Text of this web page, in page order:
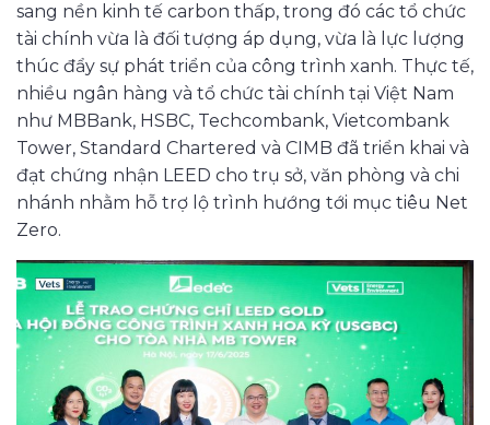
sang nền kinh tế carbon thấp, trong đó các tổ chức
tài chính vừa là đối tượng áp dụng, vừa là lực lượng
thúc đẩy sự phát triển của công trình xanh. Thực tế,
nhiều ngân hàng và tổ chức tài chính tại Việt Nam
như MBBank, HSBC, Techcombank, Vietcombank
Tower, Standard Chartered và CIMB đã triển khai và
đạt chứng nhận LEED cho trụ sở, văn phòng và chi
nhánh nhằm hỗ trợ lộ trình hướng tới mục tiêu Net
Zero.